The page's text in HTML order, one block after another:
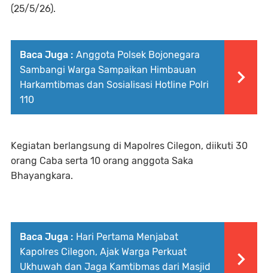
(25/5/26).
Baca Juga : Anggota Polsek Bojonegara
Sambangi Warga Sampaikan Himbauan
Harkamtibmas dan Sosialisasi Hotline Polri
110
Kegiatan berlangsung di Mapolres Cilegon, diikuti 30
orang Caba serta 10 orang anggota Saka
Bhayangkara.
Baca Juga : Hari Pertama Menjabat
Kapolres Cilegon, Ajak Warga Perkuat
Ukhuwah dan Jaga Kamtibmas dari Masjid